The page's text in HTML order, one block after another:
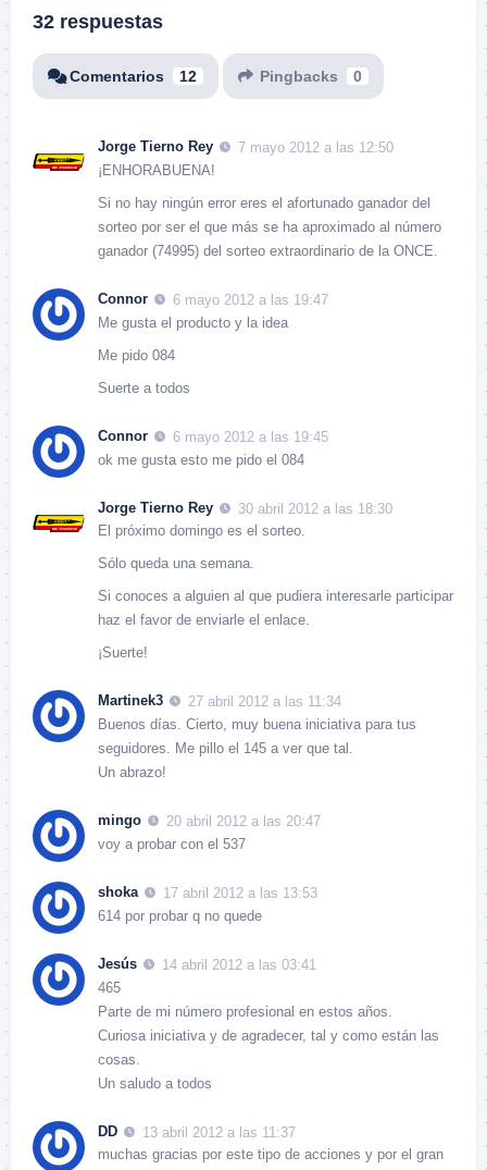
32 respuestas
Comentarios 12 Pingbacks 0
Jorge Tierno Rey
7 mayo 2012 a las 12:50
¡ENHORABUENA!
Si no hay ningún error eres el afortunado ganador del
sorteo por ser el que más se ha aproximado al número
ganador (74995) del sorteo extraordinario de la ONCE.
Connor
6 mayo 2012 a las 19:47
Me gusta el producto y la idea
Me pido 084
Suerte a todos
Connor
6 mayo 2012 a las 19:45
ok me gusta esto me pido el 084
Jorge Tierno Rey
30 abril 2012 a las 18:30
El próximo domingo es el sorteo.
Sólo queda una semana.
Si conoces a alguien al que pudiera interesarle participar
haz el favor de enviarle el enlace.
¡Suerte!
Martinek3
27 abril 2012 a las 11:34
Buenos días. Cierto, muy buena iniciativa para tus
seguidores. Me pillo el 145 a ver que tal.
Un abrazo!
mingo
20 abril 2012 a las 20:47
voy a probar con el 537
shoka
17 abril 2012 a las 13:53
614 por probar q no quede
Jesús
14 abril 2012 a las 03:41
465
Parte de mi número profesional en estos años.
Curiosa iniciativa y de agradecer, tal y como están las
cosas.
Un saludo a todos
DD
13 abril 2012 a las 11:37
muchas gracias por este tipo de acciones y por el gran